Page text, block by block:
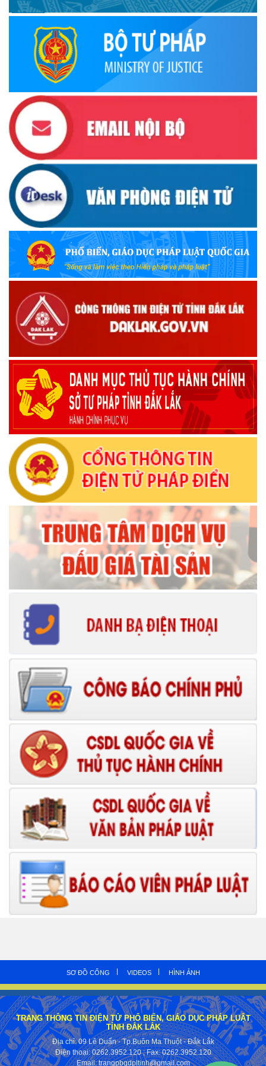
(30/10/2025)
Quyết định ban hành danh sách thành viên Hội đồng phối
hợp phổ biến, giáo dục pháp luật tỉnh Đắk Lắk
(22/10/2025)
Đắk Lắk triển khai Cuộc vận động “Toàn dân rèn luyện
thân thể theo gương Bác Hồ vĩ đại” giai đoạn 2026-2030
(13/10/2025)
Ủy ban Mặt trận Tổ quốc Việt Nam tỉnh kêu gọi vận động
ủng hộ đồng bào khắc phục thiệt hại do bão số 10 gây ra
(12/10/2025)
UBND TỈNH ĐẮK LẮK KHUYẾN CÁO NGƯỜI DÂN TĂNG
CƯỜNG PHÒNG, CHỐNG BỆNH TẢ
(09/10/2025)
Bộ Quốc phòng công bố thủ tục hành chính đủ điều kiện
tái cấu trúc thực hiện toàn trình, một phần trên môi trường
(09/10/2025)
Bộ Chính trị, Ban Bí thư kết luận về phân cấp, phân quyền
trong vận hành chính quyền địa phương 2 cấp
(08/10/2025)
SƠ ĐỒ CỔNG VIDEOS HÌNH ẢNH
TRANG THÔNG TIN ĐIỆN TỬ PHỔ BIẾN, GIÁO DỤC PHÁP LUẬT
TỈNH ĐẮK LẮK
Địa chỉ: 09 Lê Duẩn - Tp.Buôn Ma Thuột - Đắk Lắk
Điện thoại: 0262.3952.120; Fax:0262.3952.120
Email: trangpbgdpltinh@gmail.com